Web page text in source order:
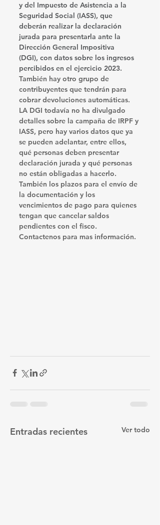
y del Impuesto de Asistencia a la
Seguridad Social (IASS), que
deberán realizar la declaración
jurada para presentarla ante la
Dirección General Impositiva
(DGI), con datos sobre los ingresos
percibidos en el ejercicio 2023.
También hay otro grupo de
contribuyentes que tendrán para
cobrar devoluciones automáticas.
LA DGI todavía no ha divulgado
detalles sobre la campaña de IRPF y
IASS, pero hay varios datos que ya
se pueden adelantar, entre ellos,
qué personas deben presentar
declaración jurada y qué personas
no están obligadas a hacerlo.
También los plazos para el envío de
la documentación y los
vencimientos de pago para quienes
tengan que cancelar saldos
pendientes con el fisco.
Contactenos para mas información.
Entradas recientes Ver todo